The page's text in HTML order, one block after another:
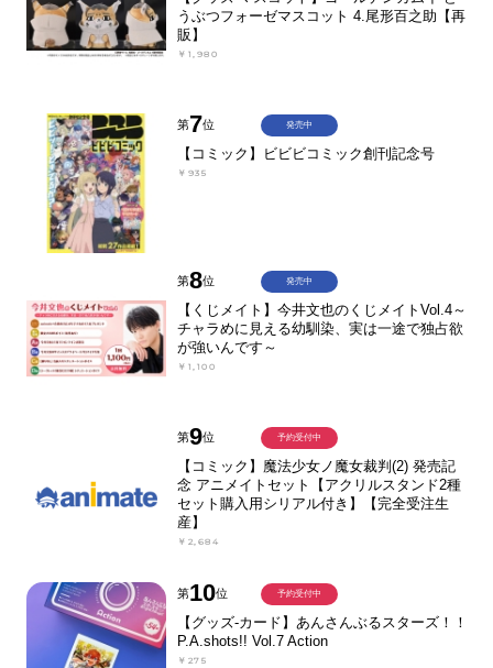
うぶつフォーゼマスコット 4.尾形百之助【再
販】
￥1,980
第7位
【コミック】ビビビコミック創刊記念号
￥935
発売中
第8位
【くじメイト】今井文也のくじメイトVol.4～
チャラめに見える幼馴染、実は一途で独占欲
が強いんです～
￥1,100
発売中
第9位
【コミック】魔法少女ノ魔女裁判(2) 発売記
念 アニメイトセット【アクリルスタンド2種
セット購入用シリアル付き】【完全受注生
産】
￥2,684
予約受付中
第10位
【グッズ-カード】あんさんぶるスターズ！！
P.A.shots!! Vol.7 Action
￥275
予約受付中